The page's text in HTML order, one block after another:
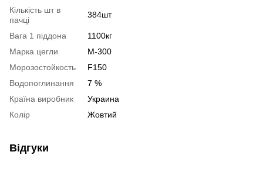
Кількість шт в
пачці
384шт
Вага 1 піддона
1100кг
Марка цегли
М-300
Морозостойкость
F150
Водопоглинання
7 %
Країна виробник
Украина
Колір
Жовтий
Відгуки